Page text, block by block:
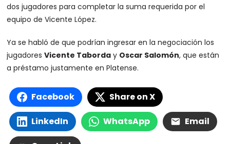
dos jugadores para completar la suma requerida por el
equipo de Vicente López.
Ya se habló de que podrían ingresar en la negociación los
jugadoresVicente Taborda y Oscar Salomón, que están
a préstamo justamente en Platense.
Facebook Share on X
LinkedIn WhatsApp Email